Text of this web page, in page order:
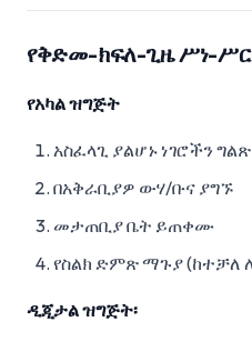
የቅድመ-ክፍለ-ጊዜ ሥነ-
የአካል ዝግጅት
አስፈላጊ ያልሆኑ ነገሮችን
በአቅራቢያዎ ውሃ/ቡና ያግኙ
መታጠቢያ ቤት ይጠቀሙ
የስልክ ድምጽ ማጉያ (ከተቻለ
ዲጂታል ዝግጅት፡